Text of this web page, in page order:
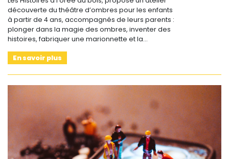
découverte du théâtre d’ombres pour les enfants
à partir de 4 ans, accompagnés de leurs parents :
plonger dans la magie des ombres, inventer des
histoires, fabriquer une marionnette et la…
En savoir plus